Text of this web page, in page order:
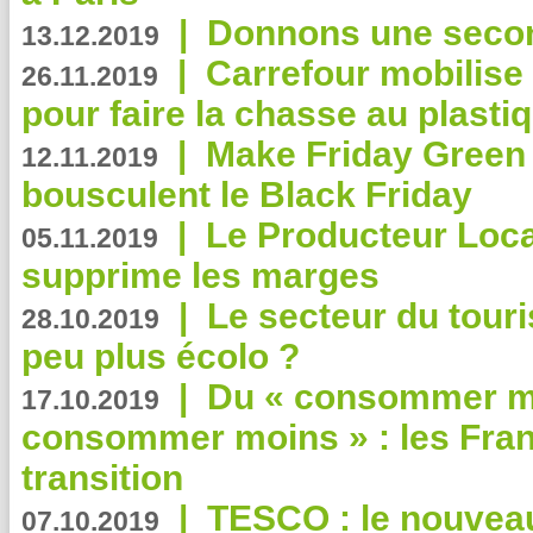
13.12.2019 | Donnons une
26.11.2019 | Carrefour
pour faire la chasse au
12.11.2019 | Make Friday
bousculent le Black Friday
05.11.2019 | Le Producteur
supprime les marges
28.10.2019 | Le secteur du
peu plus écolo ?
17.10.2019 | Du « consommer
consommer moins » : les
transition
07.10.2019 | TESCO : le